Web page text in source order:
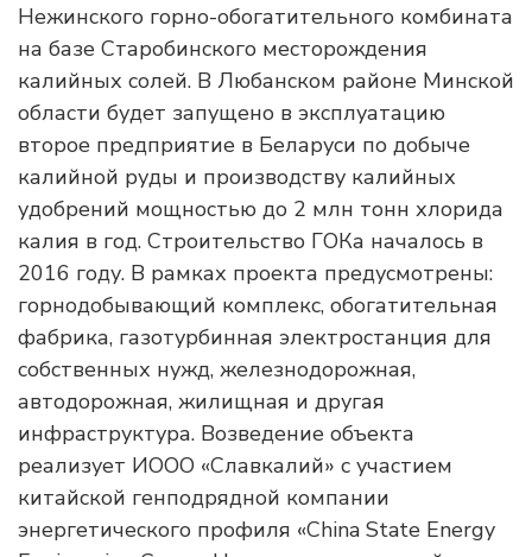
Нежинского горно-обогатительного комбината
на базе Старобинского месторождения
калийных солей. В Любанском районе Минской
области будет запущено в эксплуатацию
второе предприятие в Беларуси по добыче
калийной руды и производству калийных
удобрений мощностью до 2 млн тонн хлорида
калия в год. Строительство ГОКа началось в
2016 году. В рамках проекта предусмотрены:
горнодобывающий комплекс, обогатительная
фабрика, газотурбинная электростанция для
собственных нужд, железнодорожная,
автодорожная, жилищная и другая
инфраструктура. Возведение объекта
реализует ИООО «Славкалий» с участием
китайской генподрядной компании
энергетического профиля «China State Energy